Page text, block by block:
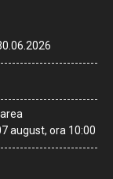
august, ora 10:00